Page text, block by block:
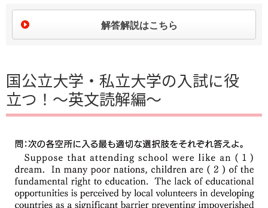
解答解説はこちら
国公立大学・私立大学の入試に役
立つ！～英文読解編～